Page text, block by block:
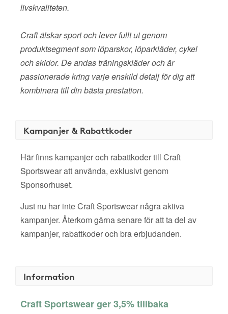
livskvaliteten.
Craft älskar sport och lever fullt ut genom
produktsegment som löparskor, löparkläder, cykel
och skidor. De andas träningskläder och är
passionerade kring varje enskild detalj för dig att
kombinera till din bästa prestation.
Kampanjer & Rabattkoder
Här finns kampanjer och rabattkoder till Craft
Sportswear att använda, exklusivt genom
Sponsorhuset.
Just nu har inte Craft Sportswear några aktiva
kampanjer. Återkom gärna senare för att ta del av
kampanjer, rabattkoder och bra erbjudanden.
Information
Craft Sportswear ger 3,5% tillbaka